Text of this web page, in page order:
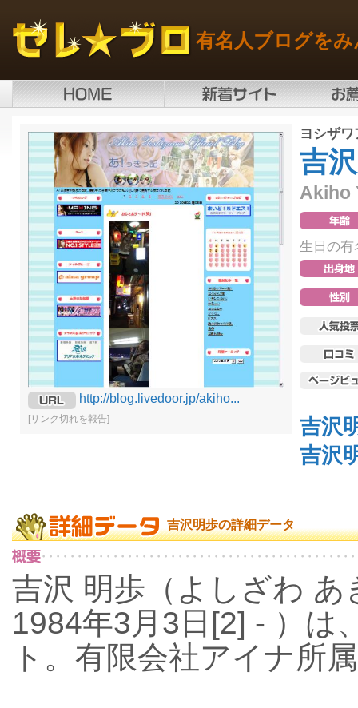
有名人ブログを
http://blog.livedoor.jp/akiho...
[リンク切れを報告]
ヨシザ
吉
Akiho
生日の有
吉沢
吉沢
吉沢明歩の詳細データ
吉沢 明歩（よしざわ あ
1984年3月3日[2] - ）は
ト。有限会社アイナ所